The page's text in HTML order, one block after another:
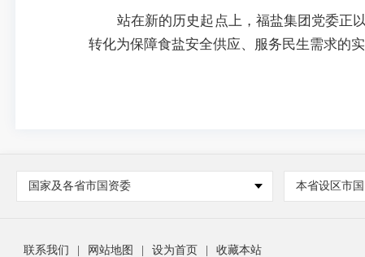
站在新的历史起点上，福盐集团党委正
转化为保障食盐安全供应、服务民生需求的
国家及各省市国资委 本省设区市
联系我们 | 网站地图 | 设为首页 | 收藏本站